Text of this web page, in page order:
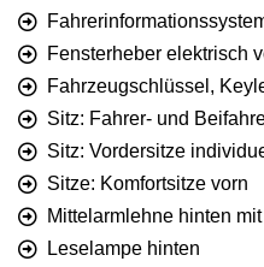
Fensterheber elektrisch
Fahrzeugschlüssel,
Sitz: Fahrer- und
Sitz: Vordersitze
Sitze: Komfortsitze vorn
Mittelarmlehne hinten
Leselampe hinten